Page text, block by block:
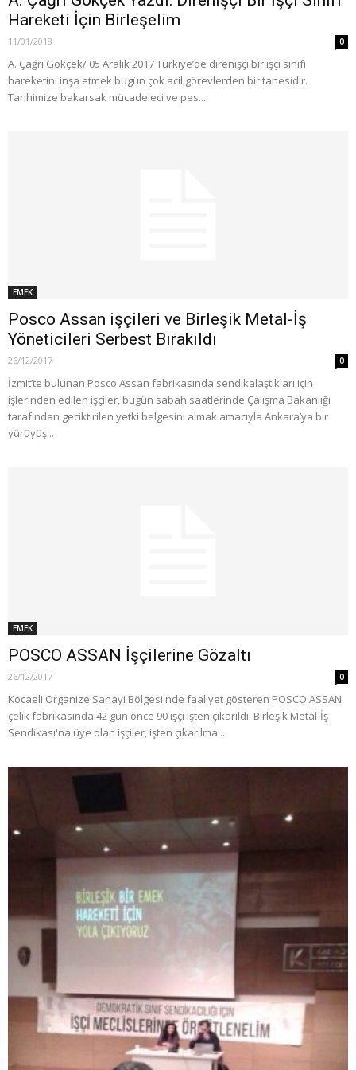
Hareketi İçin Birleşelim
11/01/2018 0
A. Çağrı Gökçek/ 05 Aralık 2017 Türkiye’de direnişçi bir işçi sınıfı
hareketini inşa etmek bugün çok acil görevlerden bir tanesidir.
Tarihimize bakarsak mücadeleci ve pes...
EMEK
Posco Assan işçileri ve Birleşik Metal-İş
Yöneticileri Serbest Bırakıldı
26/12/2017 0
İzmit’te bulunan Posco Assan fabrikasında sendikalaştıkları için
işlerinden edilen işçiler, bugün sabah saatlerinde Çalışma Bakanlığı
tarafından geciktirilen yetki belgesini almak amacıyla Ankara’ya bir
yürüyüş...
EMEK
POSCO ASSAN İşçilerine Gözaltı
26/12/2017 0
Kocaeli Organize Sanayi Bölgesi'nde faaliyet gösteren POSCO ASSAN
çelik fabrikasında 42 gün önce 90 işçi işten çıkarıldı. Birleşik Metal-İş
Sendikası'na üye olan işçiler, işten çıkarılma...